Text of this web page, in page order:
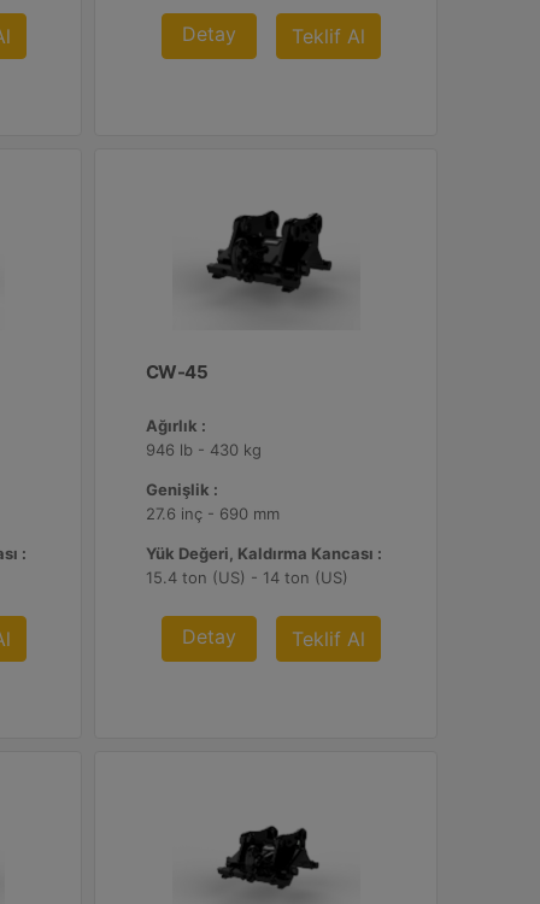
Detay Teklif Al
:
CW-45
Ağırlık :
946 lb - 430 kg
Genişlik :
27.6 inç - 690 mm
Yük Değeri, Kaldırma Kancası :
15.4 ton (US) - 14 ton (US)
Detay Teklif Al